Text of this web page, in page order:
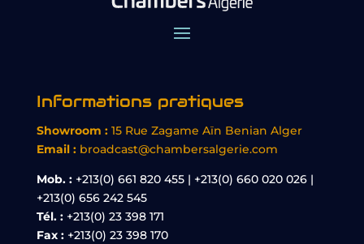
Informations pratiques
Showroom : 15 Rue Zagame Aïn Benian Alger
Email : broadcast@chambersalgerie.com
Mob. :+213(0) 661 820 455 | +213(0) 660 020 026 |
+213(0) 656 242 545
Tél. : +213(0) 23 398 171
Fax : +213(0) 23 398 170